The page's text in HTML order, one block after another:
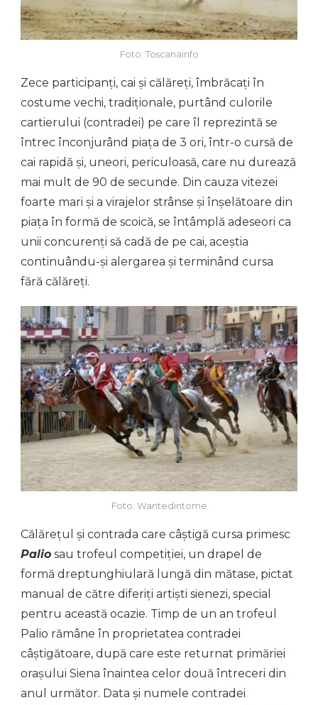
Foto: Toscanainfo
Zece participanți, cai și călăreți, îmbrăcați în
costume vechi, tradiționale, purtând culorile
cartierului (contradei) pe care îl reprezintă se
întrec înconjurând piața de 3 ori, într-o cursă de
cai rapidă și, uneori, periculoasă, care nu durează
mai mult de 90 de secunde. Din cauza vitezei
foarte mari și a virajelor strânse și înșelătoare din
piața în formă de scoică, se întâmplă adeseori ca
unii concurenți să cadă de pe cai, aceștia
continuându-și alergarea și terminând cursa
fără călăreți.
Foto: Wantedintome
Călărețul și contrada care câștigă cursa primesc
Palio sau trofeul competiției, un drapel de
formă dreptunghiulară lungă din mătase, pictat
manual de către diferiți artiști sienezi, special
pentru această ocazie. Timp de un an trofeul
Palio rămâne în proprietatea contradei
câștigătoare, după care este returnat primăriei
orașului Siena înaintea celor două întreceri din
anul următor. Data și numele contradei